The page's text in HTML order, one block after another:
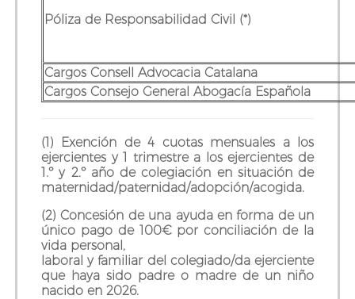
Póliza de Responsabilidad Civil (*)
Cargos Consell Advocacia Catalana
Cargos Consejo General Abogacía Española
(1) Exención de 4 cuotas mensuales a los
ejercientes y 1 trimestre a los ejercientes de
1.º y 2.º año de colegiación en situación de
maternidad/paternidad/adopción/acogida.
(2) Concesión de una ayuda en forma de un
único pago de 100€ por conciliación de la
vida personal,
laboral y familiar del colegiado/da ejerciente
que haya sido padre o madre de un niño
nacido en 2026.